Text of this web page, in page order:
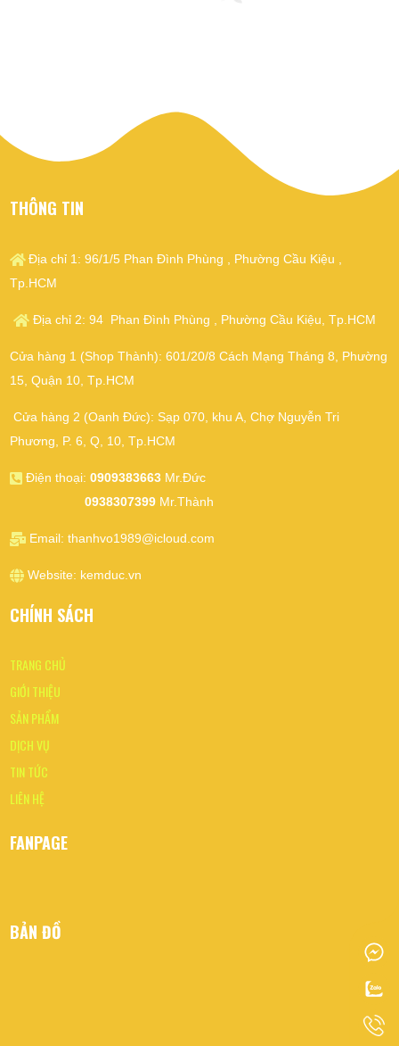
THÔNG TIN
Địa chỉ 1: 96/1/5 Phan Đình Phùng , Phường Cầu Kiệu ,
Tp.HCM
Địa chỉ 2: 94 Phan Đình Phùng , Phường Cầu Kiệu, Tp.HCM
Cửa hàng 1 (Shop Thành): 601/20/8 Cách Mạng Tháng 8, Phường
15, Quận 10, Tp.HCM
Cửa hàng 2 (Oanh Đức): Sạp 070, khu A, Chợ Nguyễn Tri
Phương, P. 6, Q, 10, Tp.HCM
Điện thoại: 0909383663Mr.Đức
0938307399 Mr.Thành
Email: thanhvo1989@icloud.com
Website: kemduc.vn
CHÍNH SÁCH
TRANG CHỦ
GIỚI THIỆU
SẢN PHẨM
DỊCH VỤ
TIN TỨC
LIÊN HỆ
FANPAGE
BẢN ĐỒ